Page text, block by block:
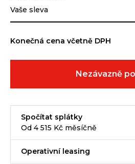
Vaše sleva
Konečná cena včetně DPH
Nezávazně
Spočítat splátky
Od 4 515 Kč měsíčně
Operativní leasing